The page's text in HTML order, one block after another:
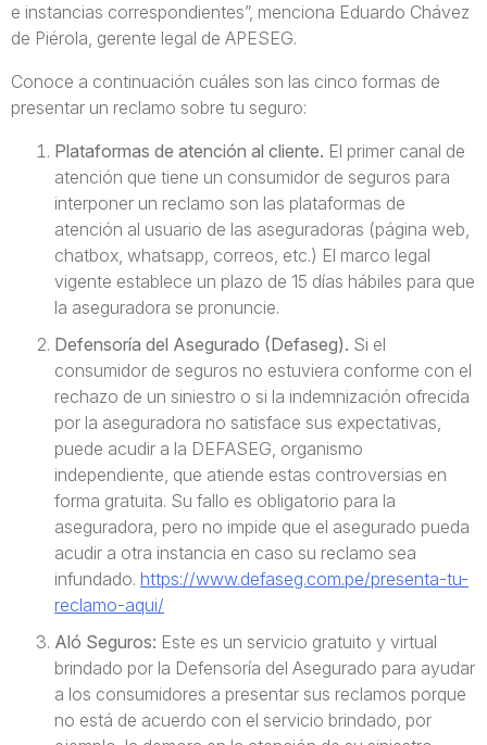
e instancias correspondientes”, menciona Eduardo Chávez
de Piérola, gerente legal de APESEG.
Conoce a continuación cuáles son las cinco formas de
presentar un reclamo sobre tu seguro:
Plataformas de atención al cliente. El primer canal de
atención que tiene un consumidor de seguros para
interponer un reclamo son las plataformas de
atención al usuario de las aseguradoras (página web,
chatbox, whatsapp, correos, etc.) El marco legal
vigente establece un plazo de 15 días hábiles para que
la aseguradora se pronuncie.
Defensoría del Asegurado (Defaseg). Si el
consumidor de seguros no estuviera conforme con el
rechazo de un siniestro o si la indemnización ofrecida
por la aseguradora no satisface sus expectativas,
puede acudir a la DEFASEG, organismo
independiente, que atiende estas controversias en
forma gratuita. Su fallo es obligatorio para la
aseguradora, pero no impide que el asegurado pueda
acudir a otra instancia en caso su reclamo sea
infundado. https://www.defaseg.com.pe/presenta-tu-
reclamo-aqui/
Aló Seguros: Este es un servicio gratuito y virtual
brindado por la Defensoría del Asegurado para ayudar
a los consumidores a presentar sus reclamos porque
no está de acuerdo con el servicio brindado, por